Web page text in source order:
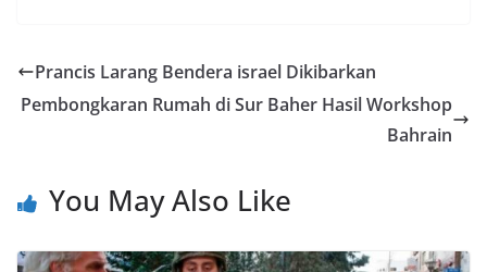
Prancis Larang Bendera israel Dikibarkan
Pembongkaran Rumah di Sur Baher Hasil Workshop
Bahrain
You May Also Like